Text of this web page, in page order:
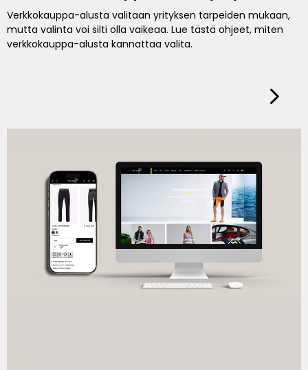
Verkkokauppa-alusta valitaan yrityksen tarpeiden mukaan,
mutta valinta voi silti olla vaikeaa. Lue tästä ohjeet, miten
verkkokauppa-alusta kannattaa valita.